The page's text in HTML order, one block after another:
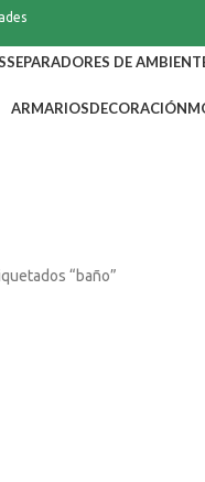
SEPARADORES DE
ARMARIOSDECORACIÓN
“baño”